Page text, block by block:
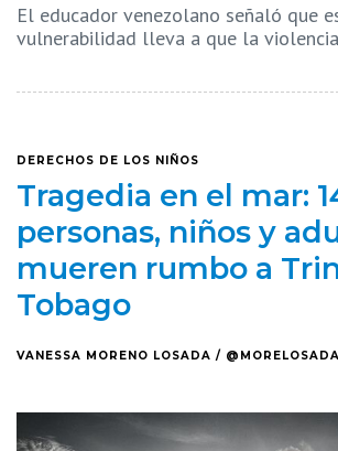
El educador venezolano señaló que
vulnerabilidad lleva a que la violencia
DERECHOS DE LOS NIÑOS
Tragedia en el mar:
personas, niños y
mueren rumbo a
Tobago
VANESSA MORENO LOSADA /